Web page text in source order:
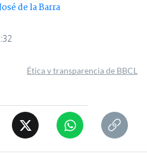
de la Barra
Ética y transparencia de BBCL